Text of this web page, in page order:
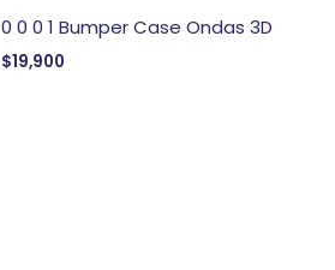
0 0 0 1 Bumper Case Ondas 3D
$19,900